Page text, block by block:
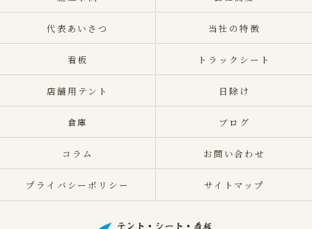
代表あいさつ 当社の特徴
看板 トラックシート
店舗用テント 日除け
倉庫 ブログ
コラム お問い合わせ
プライバシーポリシー サイトマップ